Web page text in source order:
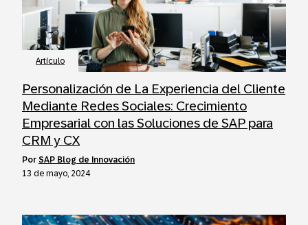
Artículo
Personalización de La Experiencia del Cliente
Mediante Redes Sociales: Crecimiento
Empresarial con las Soluciones de SAP para
CRM y CX
por SAP Blog de Innovación
13 de mayo, 2024